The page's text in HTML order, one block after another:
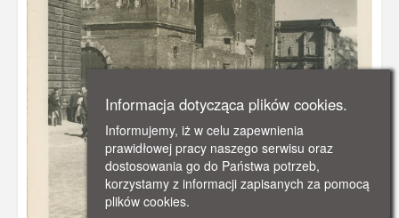
Informacja dotycząca plików cookies.
Informujemy, iż w celu zapewnienia
prawidłowej pracy naszego serwisu oraz
dostosowania go do Państwa potrzeb,
korzystamy z informacji zapisanych za pomocą
plików cookies.